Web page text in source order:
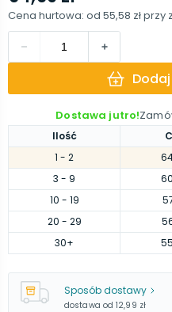
Ilość
1 - 2
3 - 9
10 - 19
20 - 29
30+
Cena hurtowa: od 55,58 złprzy
Dostawa jutro!
Sposób dostawy
dostawa od 12,99 zł